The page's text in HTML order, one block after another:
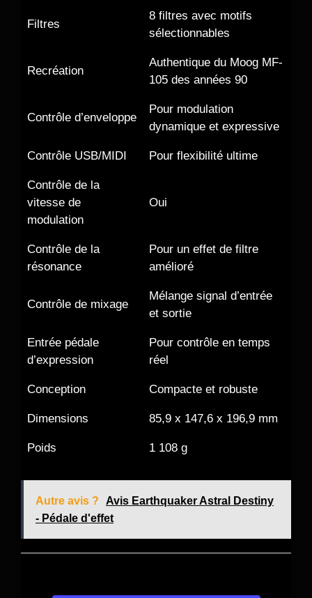
Filtres
8 filtres avec motifs
sélectionnables
Recréation
Authentique du Moog MF-
105 des années 90
Contrôle d’enveloppe
Pour modulation
dynamique et expressive
Contrôle USB/MIDI Pour flexibilité ultime
Contrôle de la
vitesse de
modulation
Oui
Contrôle de la
résonance
Pour un effet de filtre
amélioré
Contrôle de mixage
Mélange signal d’entrée
et sortie
Entrée pédale
d’expression
Pour contrôle en temps
réel
Conception Compacte et robuste
Dimensions 85,9 x 147,6 x 196,9 mm
Poids 1 108 g
Autre avis ?
Avis Earthquaker Astral Destiny
- Pédale d'effet